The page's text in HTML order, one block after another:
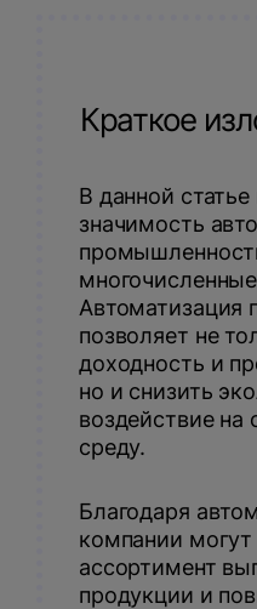
Краткое
В данной
значимость
Автоматизация
позволяет не
доходность и
но и снизить
воздействие
среду.
Благодаря
компании
ассортимент
продукции и